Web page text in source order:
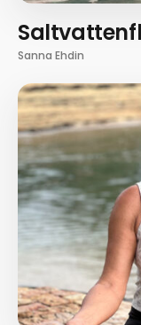
Sanna Ehdin